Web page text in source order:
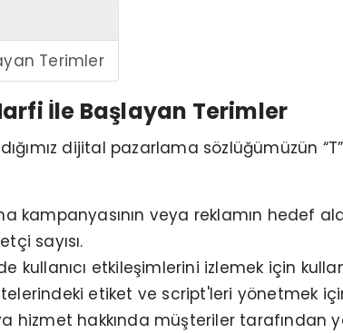
Terimler
İle Başlayan Terimler
dijital pazarlama sözlüğümüzün
kampanyasının veya reklamın hedef
sayısı.
kullanıcı etkileşimlerini izlemek için
etiket ve script'leri yönetmek
hizmet hakkında müşteriler tarafından